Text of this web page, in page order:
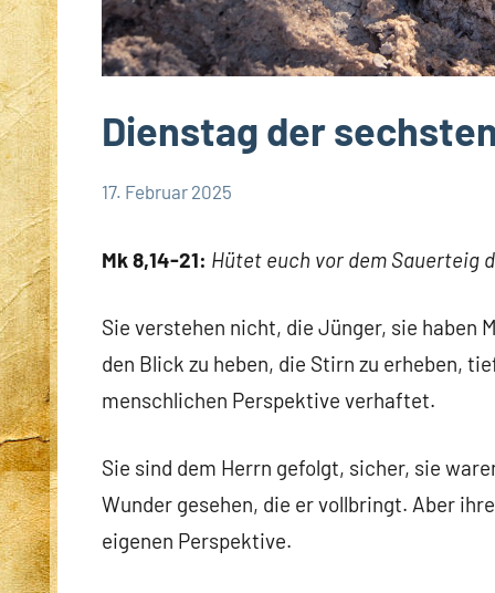
Dienstag der
17. Februar 2025
Mk 8,14-21: Hütet euch vor dem Sauerteig
Sie verstehen nicht, die Jünger, sie haben
den Blick zu heben, die Stirn zu erheben,
menschlichen Perspektive verhaftet.
Sie sind dem Herrn gefolgt, sicher, sie
Wunder gesehen, die er vollbringt. Aber
eigenen Perspektive.